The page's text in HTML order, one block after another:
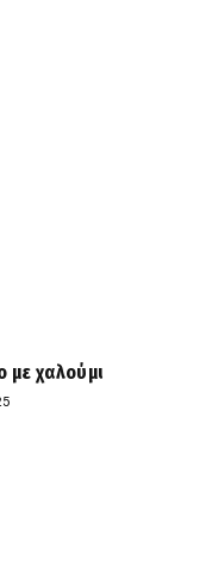
με χαλούμι